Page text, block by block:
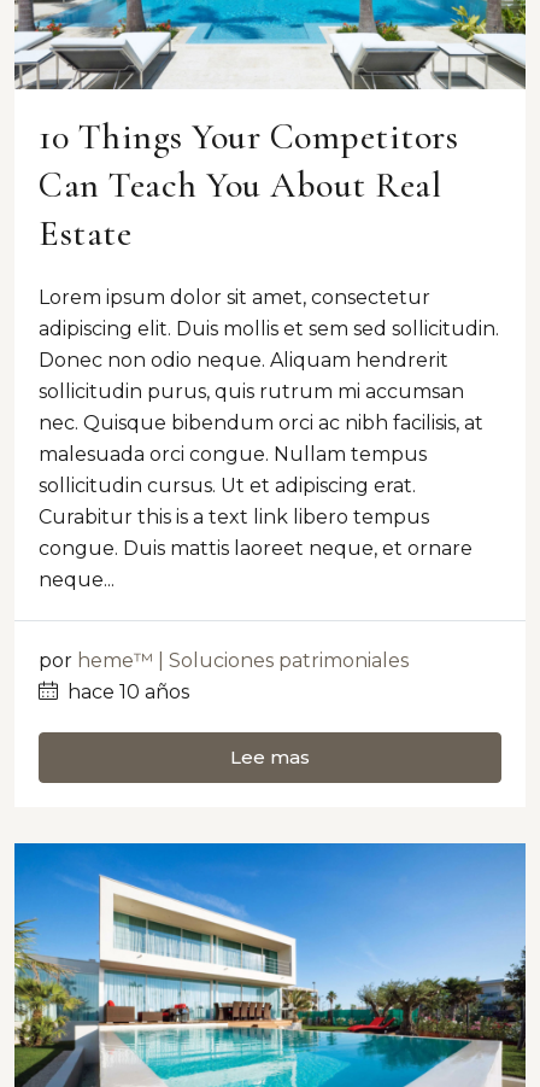
10 Things Your Competitors
Can Teach You About Real
Estate
Lorem ipsum dolor sit amet, consectetur
adipiscing elit. Duis mollis et sem sed sollicitudin.
Donec non odio neque. Aliquam hendrerit
sollicitudin purus, quis rutrum mi accumsan
nec. Quisque bibendum orci ac nibh facilisis, at
malesuada orci congue. Nullam tempus
sollicitudin cursus. Ut et adipiscing erat.
Curabitur this is a text link libero tempus
congue. Duis mattis laoreet neque, et ornare
neque...
por heme™ | Soluciones patrimoniales
hace 10 años
Lee mas